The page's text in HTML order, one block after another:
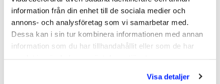
information från din enhet till de sociala medier och
annons- och analysföretag som vi samarbetar med.
Dessa kan i sin tur kombinera informationen med annan
information som du har tillhandahållit eller som de har
Visa detaljer
BAMBOO KIKARSTÄLL